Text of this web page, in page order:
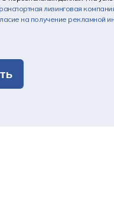
лизинговая
на получение рекламной